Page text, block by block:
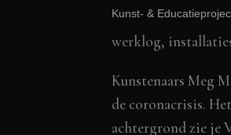
Kunst- &
werklog,
Kunstenaars Meg
de coronacrisis.
achtergrond zie je